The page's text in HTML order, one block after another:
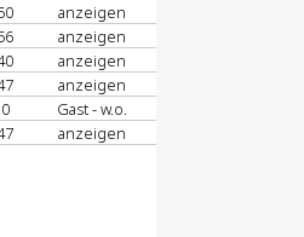
anzeigen
anzeigen
anzeigen
anzeigen
Gast - w.o.
anzeigen